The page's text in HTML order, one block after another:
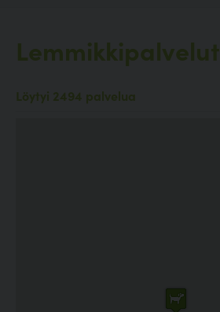
Lemmikkipalvelut
Löytyi 2494 palvelua